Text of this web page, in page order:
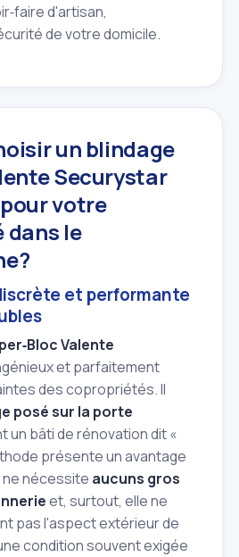
d'artisan,
de votre domicile.
un blindage
Securystar
votre
le
et performante
Valente
et parfaitement
des copropriétés. Il
posé sur la porte
un bâti de rénovation dit «
présente un avantage
nécessite aucuns gros
et, surtout, elle ne
pas l'aspect extérieur de
condition souvent exigée